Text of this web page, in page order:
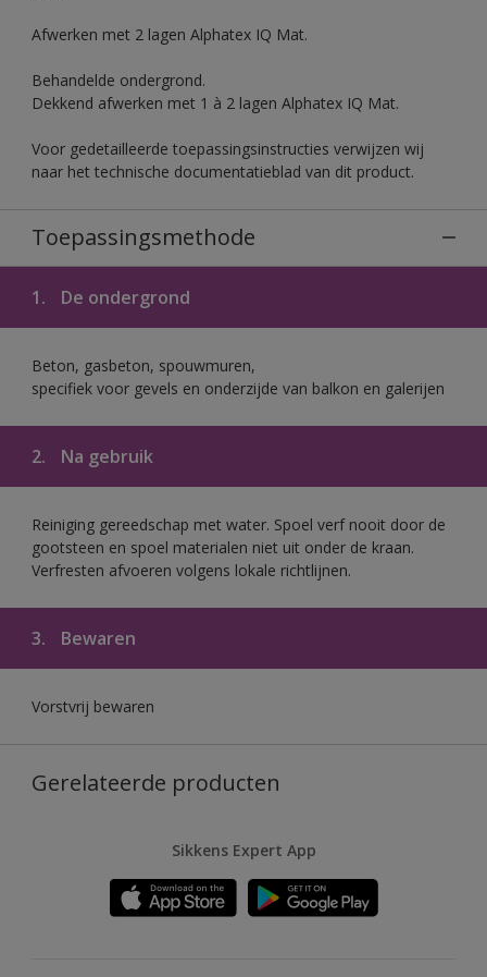
Afwerken met 2 lagen Alphatex IQ Mat.
Behandelde ondergrond.
Dekkend afwerken met 1 à 2 lagen Alphatex IQ Mat.
Voor gedetailleerde toepassingsinstructies verwijzen wij
naar het technische documentatieblad van dit product.
Toepassingsmethode
1. De ondergrond
Beton, gasbeton, spouwmuren,
specifiek voor gevels en onderzijde van balkon en galerijen
2. Na gebruik
Reiniging gereedschap met water. Spoel verf nooit door de
gootsteen en spoel materialen niet uit onder de kraan.
Verfresten afvoeren volgens lokale richtlijnen.
3. Bewaren
Vorstvrij bewaren
Gerelateerde producten
Sikkens Expert App